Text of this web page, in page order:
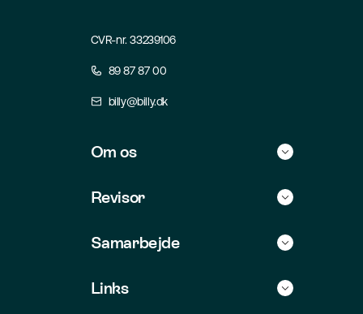
CVR-nr. 33239106
89 87 87 00
billy@billy.dk
Om os
Jobs
Revisor
Samarbejde
Links